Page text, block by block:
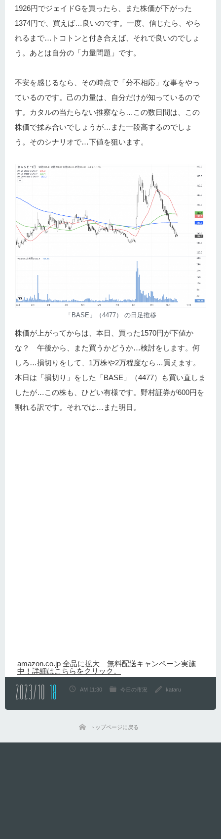
1926円でジェイドGを買ったら、また株価が下がった
1374円で、買えば…良いのです。一度、信じたら、やら
れるまで…トコトンと付き合えば、それで良いのでしょ
う。あとは自分の「力量問題」です。
不安を感じるなら、その時点で「分不相応」な事をやっ
ているのです。己の力量は、自分だけが知っているので
す。カタルの当たらない推察なら…この数日間は、この
株価で揉み合いでしょうが…また一段高するのでしょ
う。そのシナリオで…下値を狙います。
「BASE」（4477） の日足推移
株価が上がってからは、本日、買った1570円が下値か
な？ 午後から、また買うかどうか…検討をします。何
しろ…損切りをして、1万株や2万程度なら…買えます。
本日は「損切り」をした「BASE」（4477）も買い直しま
したが…この株も、ひどい有様です。野村証券が600円を
割れる訳です。それでは…また明日。
amazon.co.jp 全品に拡大 無料配送キャンペーン実施
中！詳細はこちらをクリック。
2023/10 18 AM 11:30 今日の市況 kataru
トップページに戻る